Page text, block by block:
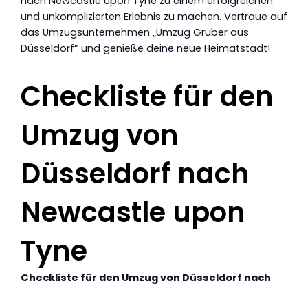
und unkomplizierten Erlebnis zu machen. Vertraue auf
das Umzugsunternehmen „Umzug Gruber aus
Düsseldorf“ und genieße deine neue Heimatstadt!
Checkliste für den
Umzug von
Düsseldorf nach
Newcastle upon
Tyne
Checkliste für den Umzug von Düsseldorf nach